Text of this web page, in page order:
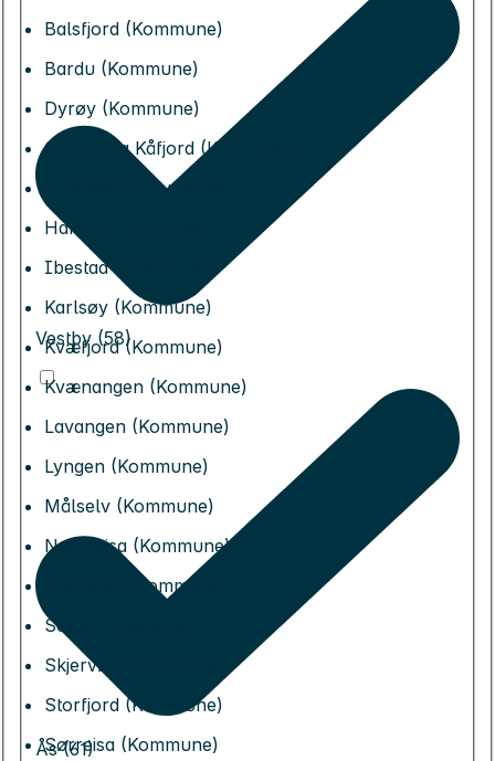
Balsfjord (Kommune)
Bardu (Kommune)
Dyrøy (Kommune)
Gáivuotna Kåfjord (Kommune)
Gratangen (Kommune)
Harstad (Kommune)
Ibestad (Kommune)
Karlsøy (Kommune)
Kvæfjord (Kommune)
Kvænangen (Kommune)
Lavangen (Kommune)
Lyngen (Kommune)
Målselv (Kommune)
Nordreisa (Kommune)
Salangen (Kommune)
Senja (Kommune)
Skjervøy (Kommune)
Storfjord (Kommune)
Sørreisa (Kommune)
Vestby (58)
Ås (61)